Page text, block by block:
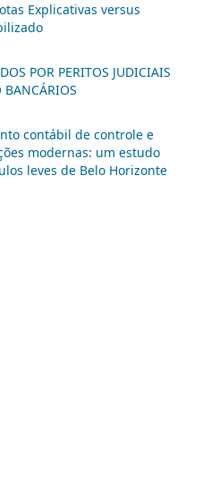
Explicativas versus
POR PERITOS JUDICIAIS
BANCÁRIOS
contábil de controle e
modernas: um estudo
leves de Belo Horizonte